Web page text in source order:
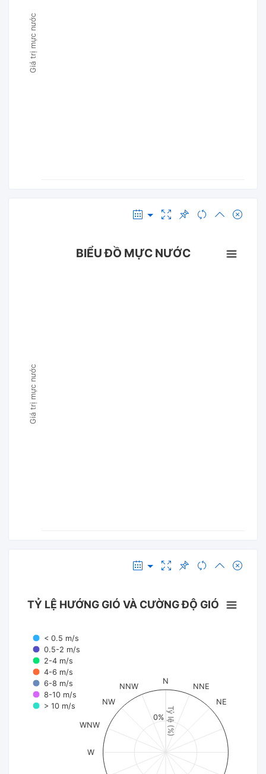
Giá trị mực nước
Giá trị mực nước
BIỂU ĐỒ MỰC NƯỚC
Tỷ lệ (%)
TỶ LỆ HƯỚNG GIÓ VÀ CƯỜNG ĐỘ GIÓ
< 0.5 m/s
0.5-2 m/s
2-4 m/s
4-6 m/s
6-8 m/s
8-10 m/s
> 10 m/s
N
NNE
NE
W
WNW
NW
NNW
0%